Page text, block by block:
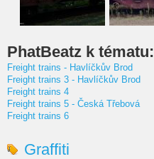
PhatBeatz k tématu:
Freight trains - Havlíčkův Brod
Freight trains 3 - Havlíčkův Brod
Freight trains 4
Freight trains 5 - Česká Třebová
Freight trains 6
Graffiti